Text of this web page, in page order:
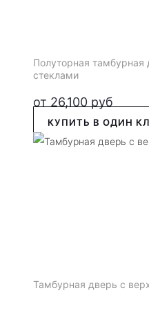
Полуторная
стеклами
от 26,100 руб
КУПИТЬ В ОДИН
Тамбурная дверь с